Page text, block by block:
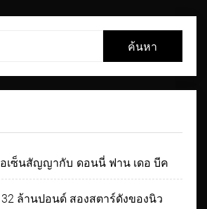
เซ็นสัญญากับ ดอนนี่ ฟาน เดอ บีค
ล้านปอนด์ สองสตาร์ดังของนิว